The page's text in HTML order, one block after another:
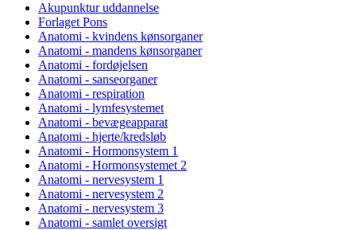
Akupunktur uddannelse
Forlaget Pons
Anatomi - kvindens kønsorganer
Anatomi - mandens kønsorganer
Anatomi - fordøjelsen
Anatomi - sanseorganer
Anatomi - respiration
Anatomi - lymfesystemet
Anatomi - bevægeapparat
Anatomi - hjerte/kredsløb
Anatomi - Hormonsystem 1
Anatomi - Hormonsystemet 2
Anatomi - nervesystem 1
Anatomi - nervesystem 2
Anatomi - nervesystem 3
Anatomi - samlet oversigt